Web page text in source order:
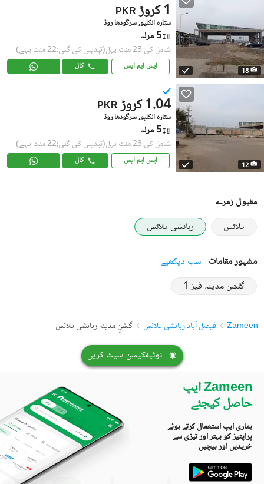
18
PKR 1 کروڑ
ستارہ انکلیو, سرگودھا روڈ
5 مرلہ
شامل کی:23 منٹ پہل (تبدیلی کی گئی:22 منٹ پہلے)
ایس ایم ایس کال
12
PKR 1.04 کروڑ
ستارہ انکلیو, سرگودھا روڈ
5 مرلہ
شامل کی:23 منٹ پہل (تبدیلی کی گئی:22 منٹ پہلے)
ایس ایم ایس کال
مقبول زمرے
پلاٹس
رہائشی پلاٹس
مشہور مقامات سب دیکھیے
گلشن مدینہ فیز 1
Zameen فیصل آباد رہائشی پلاٹس گلشنِ مدینہ رہائشی پلاٹس
نوٹیفکیشن سیٹ کریں
Zameen ایپ
حاصل کیجئے
ہماری ایپ استعمال کرتے ہوئے
پراپٹیز کو بہتر اور تیزی سے
خریدیں اور بیچیں